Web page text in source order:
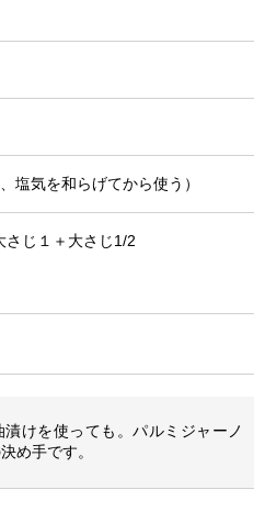
塩気を和らげてから使う）
じ１＋大さじ1/2
けを使っても。パルミジャーノ
め手です。